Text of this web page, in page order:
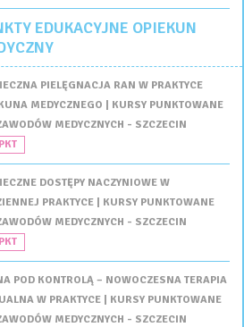
EDUKACYJNE OPIEKUN
PIELĘGNACJA RAN W PRAKTYCE
MEDYCZNEGO | KURSY PUNKTOWANE
MEDYCZNYCH - SZCZECIN
DOSTĘPY NACZYNIOWE W
PRAKTYCE | KURSY PUNKTOWANE
MEDYCZNYCH - SZCZECIN
POD KONTROLĄ – NOWOCZESNA TERAPIA
W PRAKTYCE | KURSY PUNKTOWANE
MEDYCZNYCH - SZCZECIN